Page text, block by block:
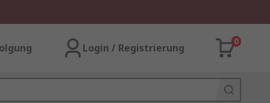
Login / Registrierung
0